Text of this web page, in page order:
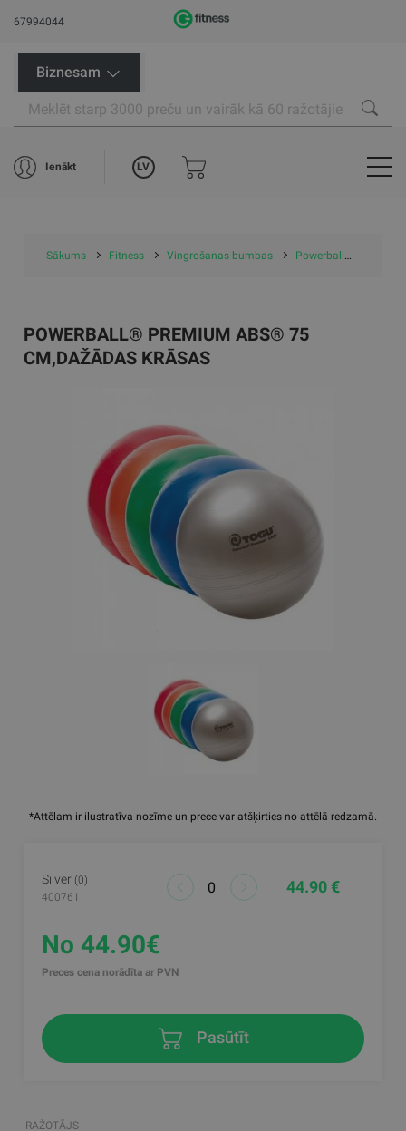
67994044
Biznesam
Ienākt LV
Sākums Fitness Vingrošanas bumbas Powerball® Premium ABS® 75 cm,dažādas krāsas
*Attēlam ir ilustratīva nozīme un prece var atšķirties no attēlā redzamā.
POWERBALL® PREMIUM ABS® 75
CM,DAŽĀDAS KRĀSAS
Silver (0)
400761
44.90 €
No 44.90€
Preces cena norādīta ar PVN
Pasūtīt
RAŽOTĀJS